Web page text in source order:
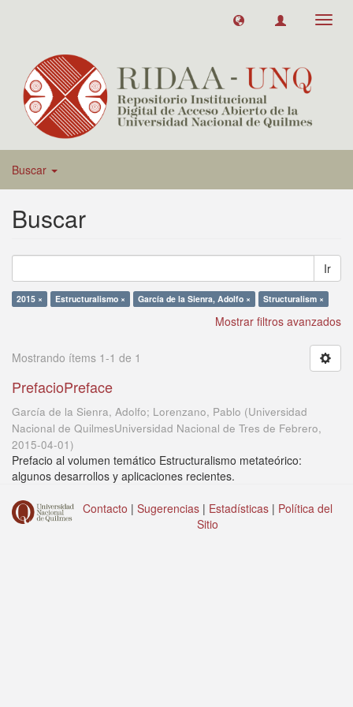
Buscar
Buscar
Ir
2015 × Estructuralismo × García de la Sienra, Adolfo × Structuralism ×
Mostrar filtros avanzados
Mostrando ítems 1-1 de 1
PrefacioPreface
García de la Sienra, Adolfo; Lorenzano, Pablo (Universidad
Nacional de QuilmesUniversidad Nacional de Tres de Febrero,
2015-04-01)
Prefacio al volumen temático Estructuralismo metateórico:
algunos desarrollos y aplicaciones recientes.
Contacto | Sugerencias | Estadísticas | Política del
Sitio